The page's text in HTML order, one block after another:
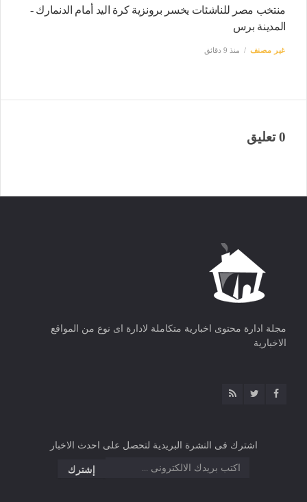
منتخب مصر للناشئات يخسر برونزية كرة اليد أمام الدنمارك -
المدينة برس
غير مصنف منذ 9 دقائق
0 تعليق
مجلة ادارة محتوى اخبارية متكاملة لادارة اى نوع من المواقع
الاخبارية
اشترك فى النشرة البريدية لتحصل على احدث الاخبار